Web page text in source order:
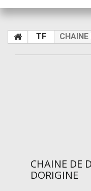
TF CHAINE
CHAINE DE
DORIGINE